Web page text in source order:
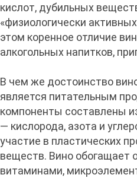
кислот, дубильных
«физиологически
этом коренное отличие
алкогольных напитков,
В чем же достоинство
является питательным
компоненты составлены
— кислорода, азота и
участие в пластических
веществ. Вино обогащает
витаминами,